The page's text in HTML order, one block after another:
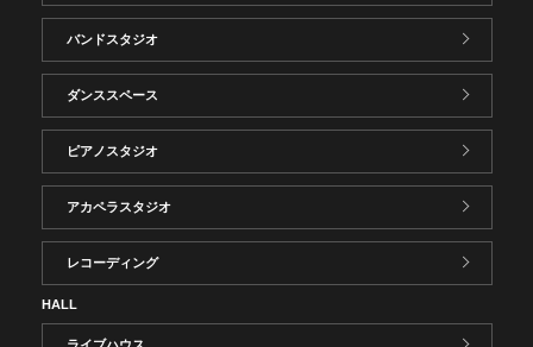
バンドスタジオ
ダンススペース
ピアノスタジオ
アカペラスタジオ
レコーディング
HALL